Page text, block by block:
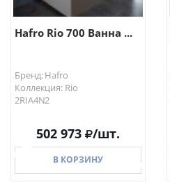
Hafro Rio 700 Ванна ...
Бренд: Hafro
Коллекция: Rio
2RIA4N2
502 973 /шт.
В КОРЗИНУ